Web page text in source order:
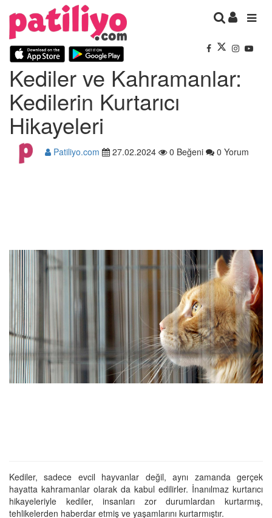
Kediler ve Kahramanlar:
Kedilerin Kurtarıcı
Hikayeleri
Patiliyo.com 27.02.2024 0 Beğeni 0 Yorum
Kediler, sadece evcil hayvanlar değil, aynı zamanda gerçek
hayatta kahramanlar olarak da kabul edilirler. İnanılmaz kurtarıcı
hikayeleriyle kediler, insanları zor durumlardan kurtarmış,
tehlikelerden haberdar etmiş ve yaşamlarını kurtarmıştır.